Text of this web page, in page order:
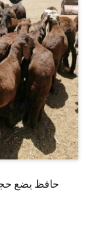
حافظ يضع